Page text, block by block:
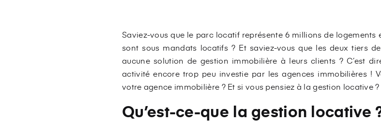
Saviez-vous que le parc locatif représente 6 millions de logements
sont sous mandats locatifs ? Et saviez-vous que les deux tiers
aucune solution de gestion immobilière à leurs clients ? C’est
activité encore trop peu investie par les agences immobilières !
votre agence immobilière ? Et si vous pensiez à la gestion locative
Qu’est-ce-que la gestion locative